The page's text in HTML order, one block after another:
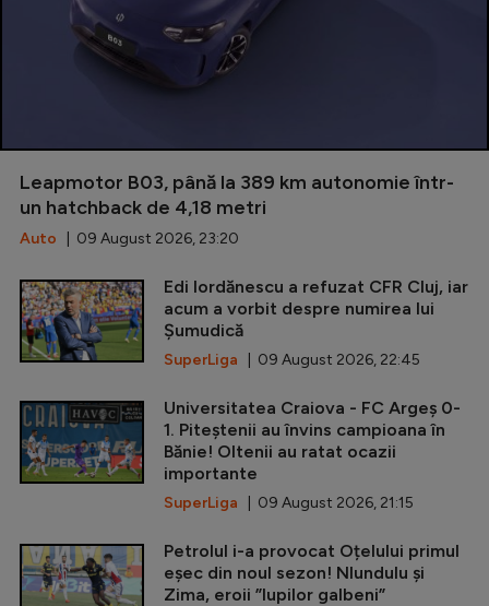
Leapmotor B03, până la 389 km autonomie într-
un hatchback de 4,18 metri
Auto | 09 August 2026, 23:20
Edi Iordănescu a refuzat CFR Cluj, iar
acum a vorbit despre numirea lui
Șumudică
SuperLiga | 09 August 2026, 22:45
Universitatea Craiova - FC Argeș 0-
1. Piteștenii au învins campioana în
Bănie! Oltenii au ratat ocazii
importante
SuperLiga | 09 August 2026, 21:15
Petrolul i-a provocat Oțelului primul
eșec din noul sezon! Nlundulu și
Zima, eroii ”lupilor galbeni”